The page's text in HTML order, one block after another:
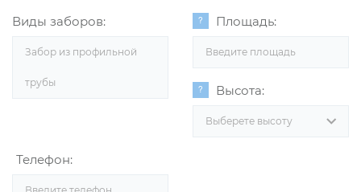
Виды заборов:
Забор из профильной
трубы
Площадь:
Высота:
Выберете высоту
Телефон: